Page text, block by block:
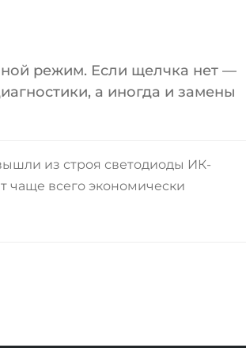
режим. Если щелчка нет —
а иногда и замены
из строя светодиоды ИК-
чаще всего экономически